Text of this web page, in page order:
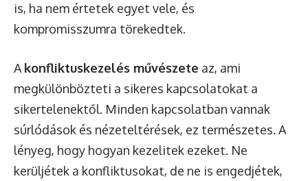
is, ha nem értetek egyet vele, és
kompromisszumra törekedtek.
A konfliktuskezelés művészete az, ami
megkülönbözteti a sikeres kapcsolatokat a
sikertelenektől. Minden kapcsolatban vannak
súrlódások és nézeteltérések, ez természetes. A
lényeg, hogy hogyan kezelitek ezeket. Ne
kerüljétek a konfliktusokat, de ne is engedjétek,